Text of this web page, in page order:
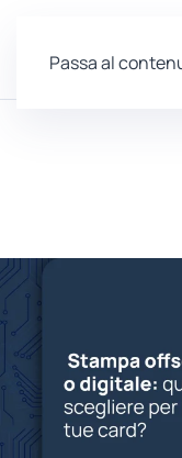
Passa al